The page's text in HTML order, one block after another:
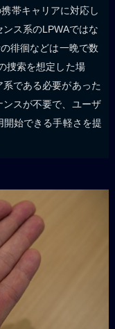
帯キャリアに対応し
ス系のLPWAではな
徘徊などは一晩で数
捜索を想定した場
である必要があった
スが不要で、ユーザ
始できる手軽さを提